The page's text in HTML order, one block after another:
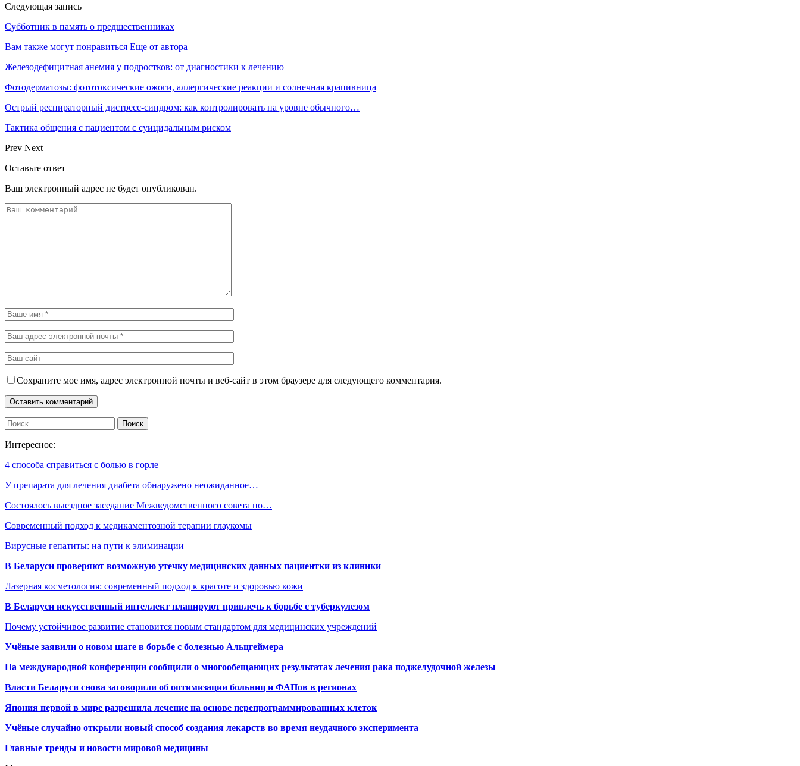
Следующая запись
Субботник в память о предшественниках
Вам также могут понравиться Еще от автора
Железодефицитная анемия у подростков: от диагностики к лечению
Фотодерматозы: фототоксические ожоги, аллергические реакции и солнечная крапивница
Острый респираторный дистресс-синдром: как контролировать на уровне обычного…
Тактика общения с пациентом с суицидальным риском
Prev Next
Оставьте ответ
Ваш электронный адрес не будет опубликован.
Сохраните мое имя, адрес электронной почты и веб-сайт в этом браузере для следующего комментария.
Интересное:
4 способа справиться с болью в горле
У препарата для лечения диабета обнаружено неожиданное…
Состоялось выездное заседание Межведомственного совета по…
Современный подход к медикаментозной терапии глаукомы
Вирусные гепатиты: на пути к элиминации
В Беларуси проверяют возможную утечку медицинских данных пациентки из клиники
Лазерная косметология: современный подход к красоте и здоровью кожи
В Беларуси искусственный интеллект планируют привлечь к борьбе с туберкулезом
Почему устойчивое развитие становится новым стандартом для медицинских учреждений
Учёные заявили о новом шаге в борьбе с болезнью Альцгеймера
На международной конференции сообщили о многообещающих результатах лечения рака поджелудочной железы
Власти Беларуси снова заговорили об оптимизации больниц и ФАПов в регионах
Япония первой в мире разрешила лечение на основе перепрограммированных клеток
Учёные случайно открыли новый способ создания лекарств во время неудачного эксперимента
Главные тренды и новости мировой медицины